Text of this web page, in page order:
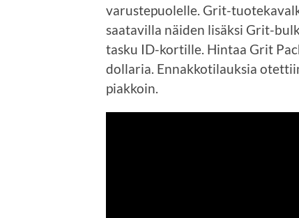
varustepuolelle. Grit-
saatavilla näiden lisäksi Grit-
tasku ID-kortille. Hintaa Grit
dollaria. Ennakkotilauksia
piakkoin.